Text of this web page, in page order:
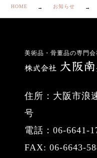
HOME お知らせ
美術品・骨董品の専門会
住所：大阪市浪
号
電話：06-6641-
FAX: 06-6643-